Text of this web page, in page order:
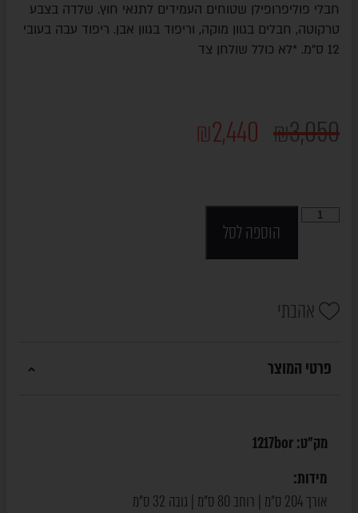
חבלי פוליפרופילן שטוחים העמידים לתנאי חוץ. שלדה בצבע
טרקוטה, חבלים בגוון מוקה, וריפוד בגוון אבן. ריפוד עבה בעובי
12 ס"מ. *לא כולל שולחן צד
₪3,050
₪2,440
הוספה לסל
אהבתי
פרטי המוצר
מק"ט:1217bor
מידות:
אורך 204 ס"מ | רוחב 80 ס"מ | גובה 32 ס"מ